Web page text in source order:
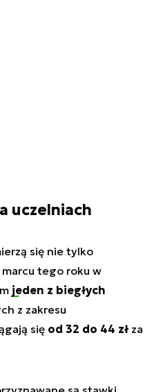
uczelniach
się nie tylko
tego roku w
jeden z biegłych
z zakresu
się od 32 do 44 złza